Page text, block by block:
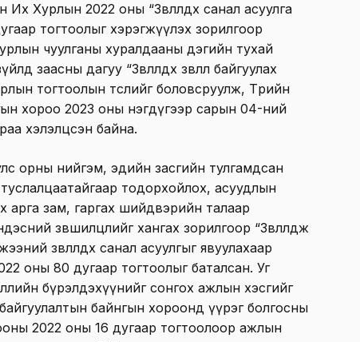
Хурлын 2022 оны “Зөвлөлдөх санал асуулга
тогтоолыг хэрэгжүүлэх зорилгоор
чуулганы хуралдааны дэгийн тухай
заасны дагуу “Зөвлөлдөх зөвлөл байгуулах
тогтоолын төслийг боловсруулж, Төрийн
хороо 2023 оны нэгдүгээр сарын 04-ний
хэлэлцсэн байна.
орны нийгэм, эдийн засгийн тулгамдсан
тодорхойлох, асуудлын
арга зам, гаргах шийдвэрийн талаар
зөвшилцлийг хангах зорилгоор “Зөвлөлдөж
зөвлөлдөх санал асуулгыг явуулахаар
оны 80 дугаар тогтоолыг баталсан. Уг
бүрэлдэхүүнийг сонгох ажлын хэсгийг
байнгын хороонд үүрэг болгосны
2022 оны 16 дугаар тогтоолоор ажлын